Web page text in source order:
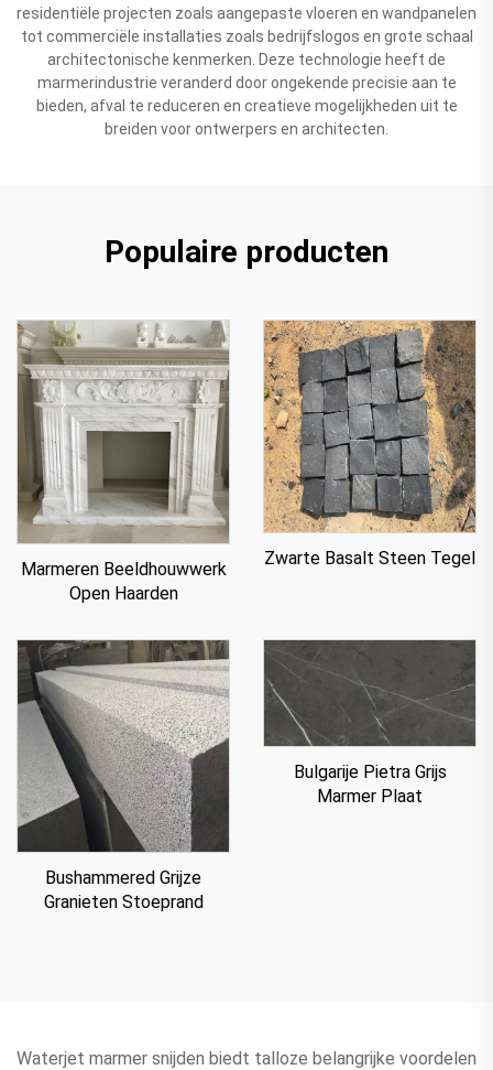
residentiële projecten zoals aangepaste vloeren en wandpanelen
tot commerciële installaties zoals bedrijfslogos en grote schaal
architectonische kenmerken. Deze technologie heeft de
marmerindustrie veranderd door ongekende precisie aan te
bieden, afval te reduceren en creatieve mogelijkheden uit te
breiden voor ontwerpers en architecten.
Populaire producten
Marmeren Beeldhouwwerk
Open Haarden
Zwarte Basalt Steen Tegel
Bushammered Grijze
Granieten Stoeprand
Bulgarije Pietra Grijs
Marmer Plaat
Waterjet marmer snijden biedt talloze belangrijke voordelen